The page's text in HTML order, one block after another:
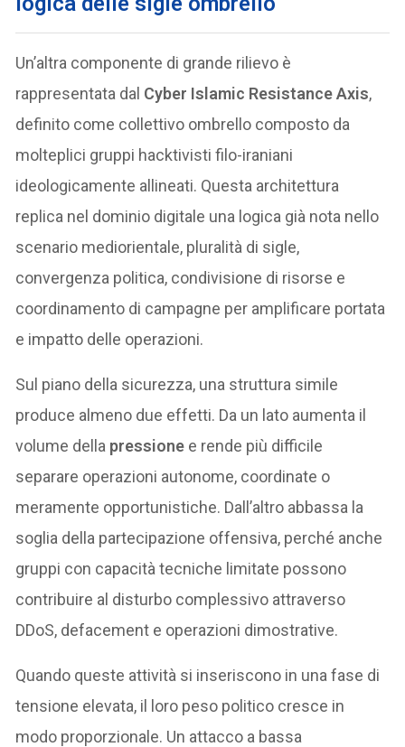
Un’altra componente di grande rilievo è
rappresentata dal Cyber Islamic Resistance Axis,
definito come collettivo ombrello composto da
molteplici gruppi hacktivisti filo-iraniani
ideologicamente allineati. Questa architettura
replica nel dominio digitale una logica già nota nello
scenario mediorientale, pluralità di sigle,
convergenza politica, condivisione di risorse e
coordinamento di campagne per amplificare portata
e impatto delle operazioni.
Sul piano della sicurezza, una struttura simile
produce almeno due effetti. Da un lato aumenta il
volume della pressione e rende più difficile
separare operazioni autonome, coordinate o
meramente opportunistiche. Dall’altro abbassa la
soglia della partecipazione offensiva, perché anche
gruppi con capacità tecniche limitate possono
contribuire al disturbo complessivo attraverso
DDoS, defacement e operazioni dimostrative.
Quando queste attività si inseriscono in una fase di
tensione elevata, il loro peso politico cresce in
modo proporzionale. Un attacco a bassa